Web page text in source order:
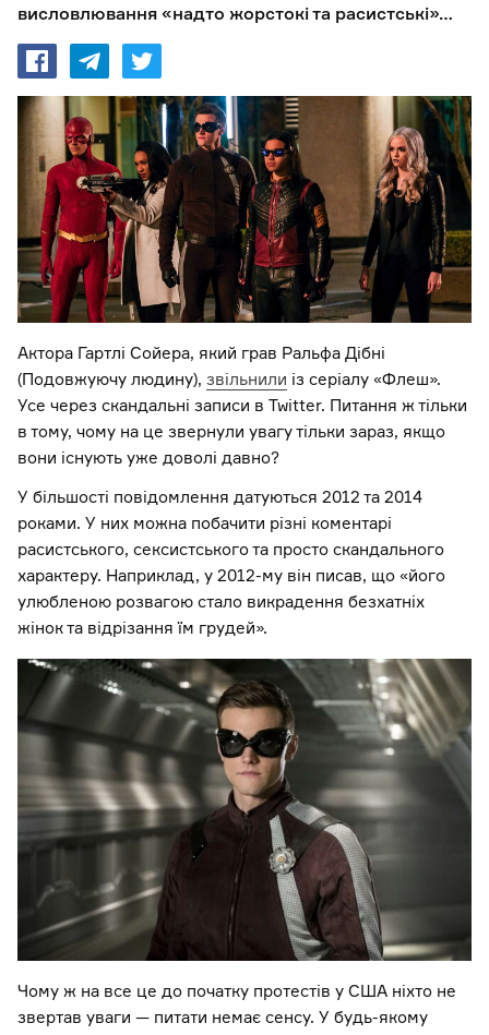
висловлювання «надто жорстокі та расистські»…
Актора Гартлі Сойера, який грав Ральфа Дібні
(Подовжуючу людину), звільнили із серіалу «Флеш».
Усе через скандальні записи в Twitter. Питання ж тільки
в тому, чому на це звернули увагу тільки зараз, якщо
вони існують уже доволі давно?
У більшості повідомлення датуються 2012 та 2014
роками. У них можна побачити різні коментарі
расистського, сексистського та просто скандального
характеру. Наприклад, у 2012-му він писав, що «його
улюбленою розвагою стало викрадення безхатніх
жінок та відрізання їм грудей».
Чому ж на все це до початку протестів у США ніхто не
звертав уваги — питати немає сенсу. У будь-якому